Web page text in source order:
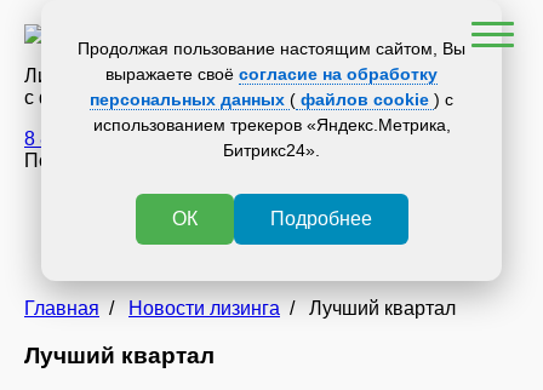
Лизинговая компания
с филиалами по всей России
8 800 700 34 36
Получить консультацию
Новости лизинга
Главная / Новости лизинга / Лучший квартал
Лучший квартал
Продолжая пользование настоящим сайтом, Вы
выражаете своё согласие на обработку
персональных данных ( файлов cookie ) с
использованием трекеров «Яндекс.Метрика,
Битрикс24».
ОК Подробнее